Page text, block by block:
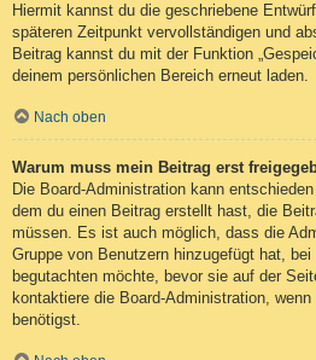
Hiermit kannst du die geschriebene
späteren Zeitpunkt vervollständigen und
Beitrag kannst du mit der Funktion
deinem persönlichen Bereich erneut laden.
Nach oben
Warum muss mein Beitrag erst
Die Board-Administration kann
dem du einen Beitrag erstellt hast, die
müssen. Es ist auch möglich, dass die
Gruppe von Benutzern hinzugefügt hat,
begutachten möchte, bevor sie auf der
kontaktiere die Board-Administration,
benötigst.